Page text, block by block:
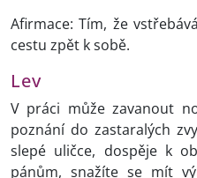
Afirmace: Tím, že
cestu zpět k sobě.
Lev
V práci může zavanout
poznání do zastaralých
slepé uličce, dospěje k
pánům, snažíte se mít